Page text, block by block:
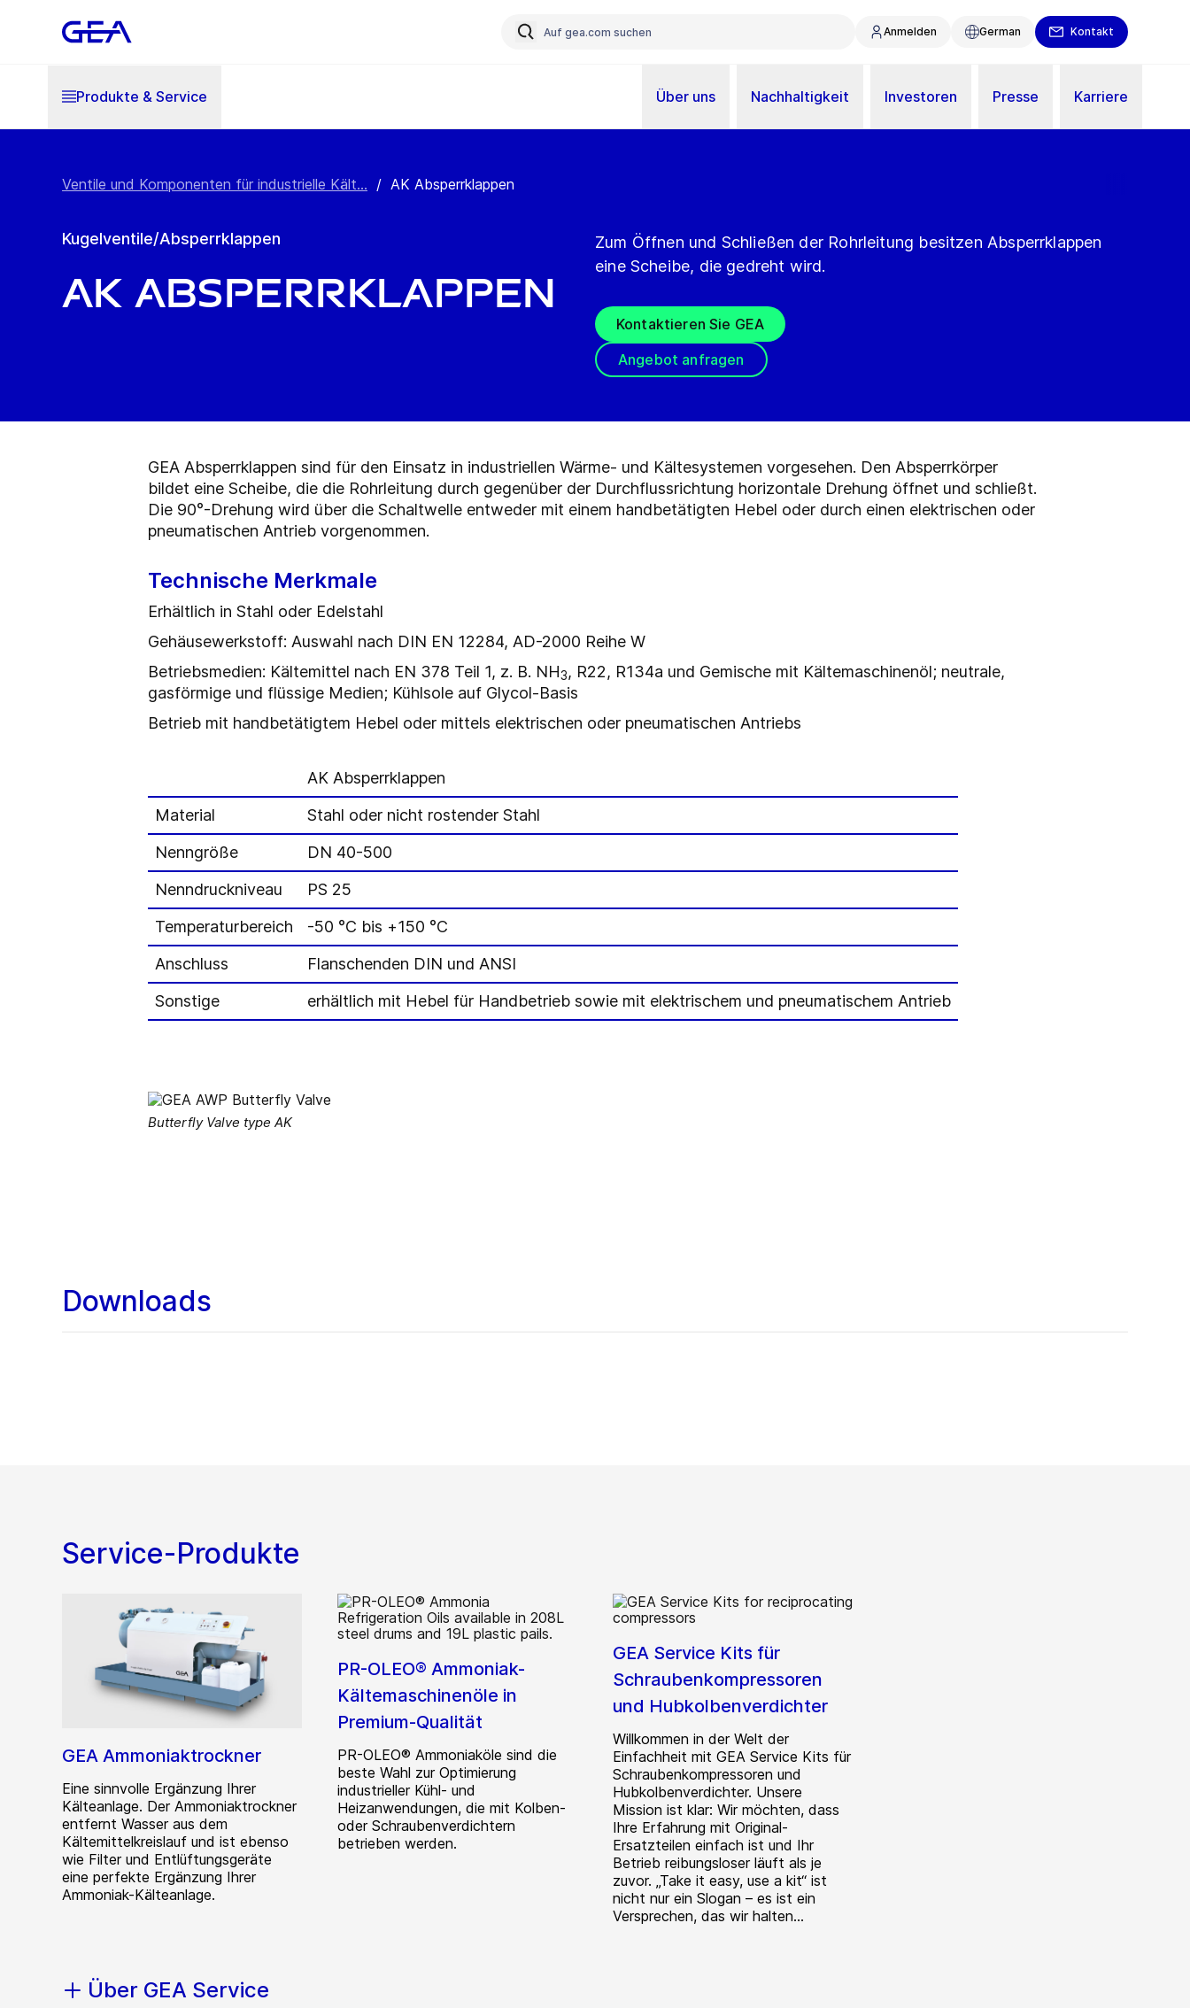
Anmelden German Kontakt
Produkte & Service Über uns Nachhaltigkeit Investoren Presse Karriere
Ventile und Komponenten für industrielle Kält... / AK Absperrklappen
Kugelventile/Absperrklappen
AK Absperrklappen
Zum Öffnen und Schließen der Rohrleitung besitzen Absperrklappen
eine Scheibe, die gedreht wird.
Kontaktieren Sie GEA
Angebot anfragen
GEA Absperrklappen sind für den Einsatz in industriellen Wärme- und Kältesystemen vorgesehen. Den Absperrkörper
bildet eine Scheibe, die die Rohrleitung durch gegenüber der Durchflussrichtung horizontale Drehung öffnet und schließt.
Die 90°-Drehung wird über die Schaltwelle entweder mit einem handbetätigten Hebel oder durch einen elektrischen oder
pneumatischen Antrieb vorgenommen.
Technische Merkmale
Erhältlich in Stahl oder Edelstahl
Gehäusewerkstoff: Auswahl nach DIN EN 12284, AD-2000 Reihe W
Betriebsmedien: Kältemittel nach EN 378 Teil 1, z. B. NH3, R22, R134a und Gemische mit Kältemaschinenöl; neutrale,
gasförmige und flüssige Medien; Kühlsole auf Glycol-Basis
Betrieb mit handbetätigtem Hebel oder mittels elektrischen oder pneumatischen Antriebs
AK Absperrklappen
Material
Stahl oder nicht rostender Stahl
Nenngröße
DN 40-500
Nenndruckniveau
PS 25
Temperaturbereich
-50 °C bis +150 °C
Anschluss
Flanschenden DIN und ANSI
Sonstige
erhältlich mit Hebel für Handbetrieb sowie mit elektrischem und pneumatischem Antrieb
Butterfly Valve type AK
Downloads
Service-Produkte
GEA Ammoniaktrockner
Eine sinnvolle Ergänzung Ihrer
Kälteanlage. Der Ammoniaktrockner
entfernt Wasser aus dem
Kältemittelkreislauf und ist ebenso
wie Filter und Entlüftungsgeräte
eine perfekte Ergänzung Ihrer
Ammoniak-Kälteanlage.
PR-OLEO® Ammoniak-
Kältemaschinenöle in
Premium-Qualität
PR-OLEO® Ammoniaköle sind die
beste Wahl zur Optimierung
industrieller Kühl- und
Heizanwendungen, die mit Kolben-
oder Schraubenverdichtern
betrieben werden.
GEA Service Kits für
Schraubenkompressoren
und Hubkolbenverdichter
Willkommen in der Welt der
Einfachheit mit GEA Service Kits für
Schraubenkompressoren und
Hubkolbenverdichter. Unsere
Mission ist klar: Wir möchten, dass
Ihre Erfahrung mit Original-
Ersatzteilen einfach ist und Ihr
Betrieb reibungsloser läuft als je
zuvor. „Take it easy, use a kit“ ist
nicht nur ein Slogan – es ist ein
Versprechen, das wir halten...
Über GEA Service